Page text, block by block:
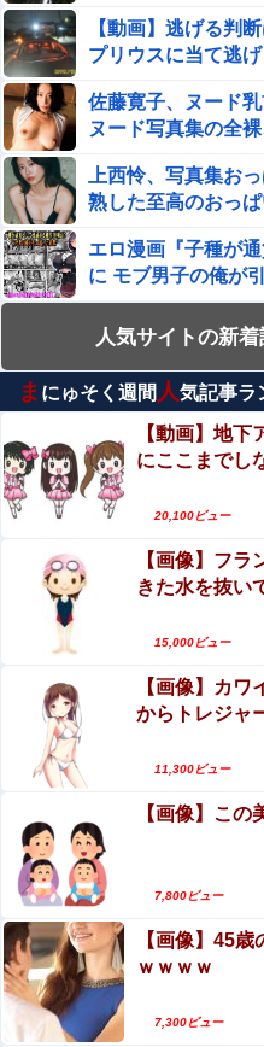
【閲覧注意】首吊り自殺中
て興奮する男達が存在する
【画像】 女子バレー選手、
【画像】本田望結(22)さん
wwwww
【画像】「まんがタイムき
ｗｗｗｗ
【悲報】 ロシア、じわじわ
【悲報】隣家の室外機、限
あり）
【動画】ロシア軍のドロー
ウクライナ。
エロ漫画『後輩の小悪魔地
んぽー
【ウマ娘】たまにはジョー
【画像】アラフォー∧∨女優
すぎるwwwwww他
【原爆の日】サヨク「防弾
がこれまでいたんだろうか
ラスなんてなかった！」→
【艦これ】シロッコ 他
【画像】 元アイドル(27)
ショットを公開してしまう
【動画】 K-POPアイドルさ
チクビを弄られてしまう
【動画】逃げる判
プリウスに当て逃げ
佐藤寛子、ヌード
ヌード写真集の全
上西怜、写真集お
熟した至高のおっぱ
エロ漫画『子種が
に モブ男子の俺が
hitomiを使わずに
【閲覧注意】首吊
動画を見て興奮す
画あり）
【動画】若手女優
か？分かりました…
女子生徒「土下座
本の男子生徒への
【閲覧注意】有名
傷行為。想像の10
やhitomiを使わず
エロ漫画『後輩の
解らせる話』を
【動画】よく助け
人気サイトの新
ま にゅそく週間 人気記事ラ
【動画】地
にここまで
20,100ビュー
【画像】フ
きた水を抜い
15,000ビュー
【画像】カ
からトレジャ
11,300ビュー
【画像】この
7,800ビュー
【画像】45
ｗｗｗｗ
7,300ビュー